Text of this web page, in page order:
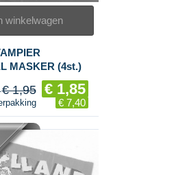
winkelwagen
MASKER (4st.)
€ 1,95 € 1,85
€ 7,40